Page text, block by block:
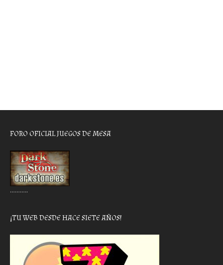
FORO OFICIAL JUEGOS DE MESA
………..
¡TU WEB DESDE HACE SIETE AÑOS!